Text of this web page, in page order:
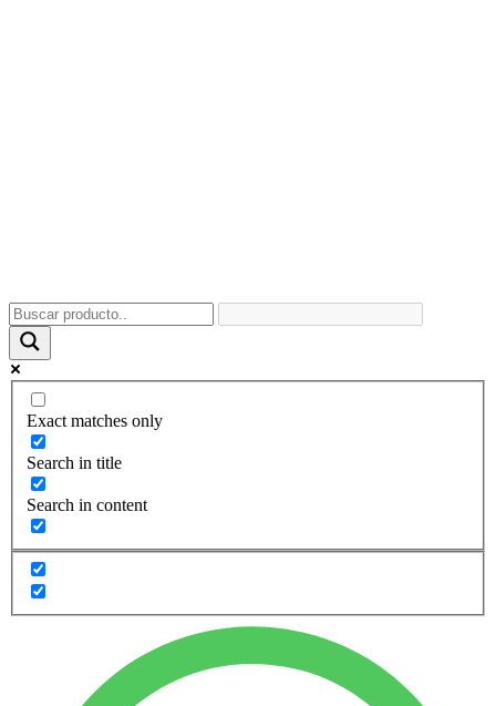
Exact matches only
Search in title
Search in content